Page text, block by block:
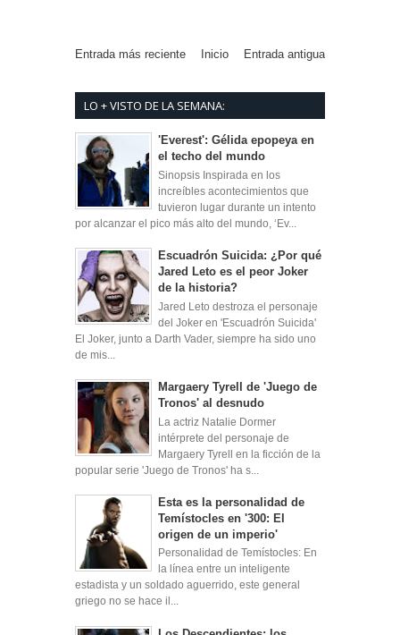
Entrada más reciente Entrada antigua
Inicio
LO + VISTO DE LA SEMANA:
'Everest': Gélida epopeya en
el techo del mundo
Sinopsis Inspirada en los
increíbles acontecimientos que
tuvieron lugar durante un intento
por alcanzar el pico más alto del mundo, ‘Ev...
Escuadrón Suicida: ¿Por qué
Jared Leto es el peor Joker
de la historia?
Jared Leto destroza el personaje
del Joker en 'Escuadrón Suicida'
El Joker, junto a Darth Vader, siempre ha sido uno
de mis...
Margaery Tyrell de 'Juego de
Tronos' al desnudo
La actriz Natalie Dormer
intérprete del personaje de
Margaery Tyrell en la ficción de la
popular serie 'Juego de Tronos' ha s...
Esta es la personalidad de
Temístocles en '300: El
origen de un imperio'
Personalidad de Temístocles: En
la línea entre un inteligente
estadista y un soldado aguerrido, este general
griego no se hace il...